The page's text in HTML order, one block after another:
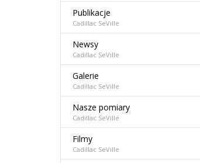
Publikacje
Cadillac SeVille
Newsy
Cadillac SeVille
Galerie
Cadillac SeVille
Nasze pomiary
Cadillac SeVille
Filmy
Cadillac SeVille